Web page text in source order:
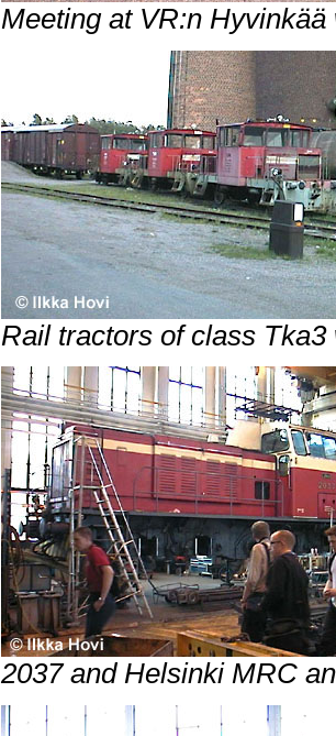
Meeting at VR:n
Rail tractors of class
2037 and Helsinki MRC